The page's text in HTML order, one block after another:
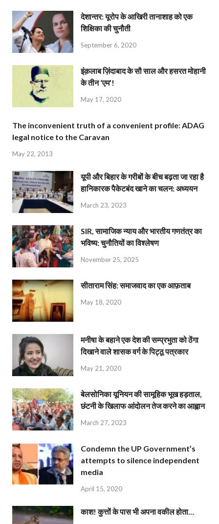
देशान्‍तर: यूरोप के आखिरी तानाशाह को एक
शिक्षिका की चुनौती
September 6, 2020
इंक़लाब ज़िंदाबाद के सौ साल और हसरत मोहानी
के तीन ‘एम’!
May 17, 2020
The inconvenient truth of a convenient profile: ADAG
legal notice to the Caravan
May 22, 2013
यूपी और बिहार के गरीबों के बीच बढ़ता जा रहा है
हानिकारक पैकेटबंद खाने का चलन: अध्ययन
March 23, 2023
SIR, सामाजिक न्याय और भारतीय गणतंत्र का
भविष्य: चुनौतियों का विश्लेषण
November 25, 2025
सीताराम सिंह: समाजवाद का एक आफ़ताब
May 18, 2020
मनीषा के बहाने एक देश की सम्प्रभुता को ठेंगा
दिखाने वाले शासक वर्ग के पिट्ठू पत्रकार
May 21, 2020
बेलसोनिका यूनियन की सामूहिक भूख हड़ताल,
छंटनी के खिलाफ आंदोलन तेज करने का आह्वान
March 27, 2023
Condemn the UP Government’s
attempts to silence independent
media
April 15, 2020
काश! कुत्तों के पास भी अपना वकील होता…